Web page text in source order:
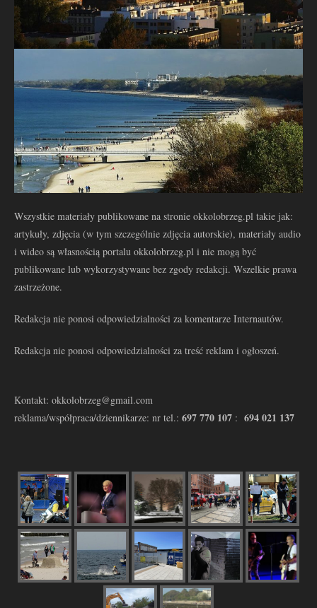
Wszystkie materiały publikowane na stronie okkolobrzeg.pl takie jak:
artykuły, zdjęcia (w tym szczególnie zdjęcia autorskie), materiały audio
i wideo są własnością portalu okkolobrzeg.pl i nie mogą być
publikowane lub wykorzystywane bez zgody redakcji. Wszelkie prawa
zastrzeżone.
Redakcja nie ponosi odpowiedzialności za komentarze Internautów.
Redakcja nie ponosi odpowiedzialności za treść reklam i ogłoszeń.
Kontakt: okkolobrzeg@gmail.com
reklama/współpraca/dziennikarze: nr tel.: 697 770 107 : 694 021 137